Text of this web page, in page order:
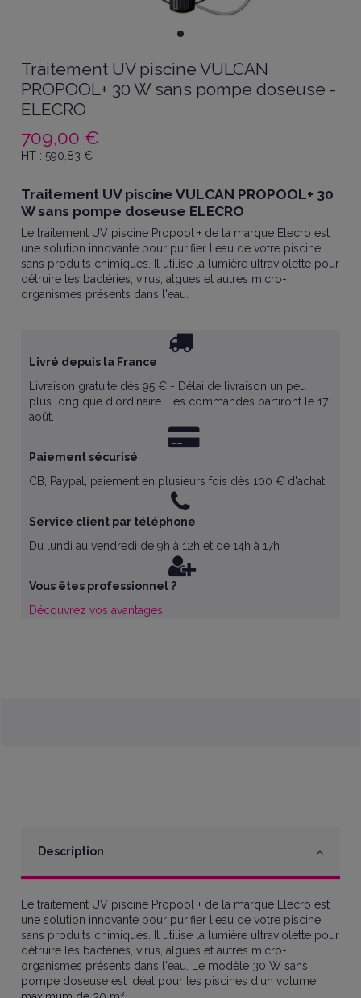
Traitement UV piscine VULCAN
PROPOOL+ 30 W sans pompe doseuse -
ELECRO
709,00 €
HT : 590,83€
Traitement UV piscine VULCAN PROPOOL+ 30
W sans pompe doseuse ELECRO
Le traitement UV piscine Propool + de la marque Elecro est
une solution innovante pour purifier l'eau de votre piscine
sans produits chimiques. Il utilise la lumière ultraviolette pour
détruire les bactéries, virus, algues et autres micro-
organismes présents dans l'eau.
Livré depuis la France
Livraison gratuite dès 95 € - Délai de livraison un peu
plus long que d'ordinaire. Les commandes partiront le 17
août.
Paiement sécurisé
CB, Paypal, paiement en plusieurs fois dès 100 € d'achat
Service client par téléphone
Du lundi au vendredi de 9h à 12h et de 14h à 17h
Vous êtes professionnel ?
Découvrez vos avantages
Description
Le traitement UV piscine Propool + de la marque Elecro est
une solution innovante pour purifier l'eau de votre piscine
sans produits chimiques. Il utilise la lumière ultraviolette pour
détruire les bactéries, virus, algues et autres micro-
organismes présents dans l'eau. Le modèle 30 W sans
pompe doseuse est idéal pour les piscines d'un volume